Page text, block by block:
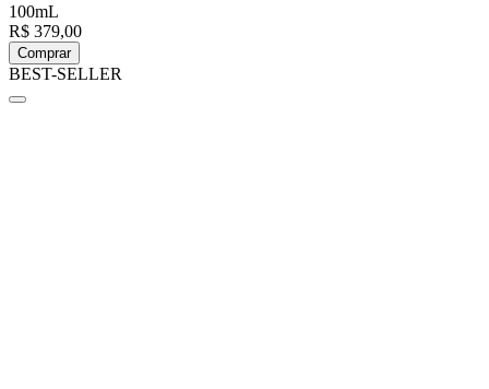
100mL
R$ 379,00
Comprar
BEST-SELLER